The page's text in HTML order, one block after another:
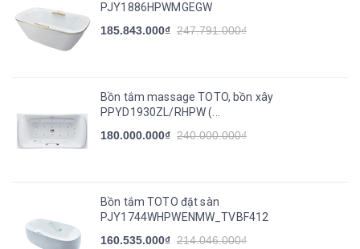
PJY1886HPWMGEGW
185.843.000₫ 247.791.000₫
Bồn tắm massage TOTO, bồn xây
PPYD1930ZL/RHPW (...
180.000.000₫ 240.000.000₫
Bồn tắm TOTO đặt sàn
PJY1744WHPWENMW_TVBF412
160.535.000₫ 214.046.000₫